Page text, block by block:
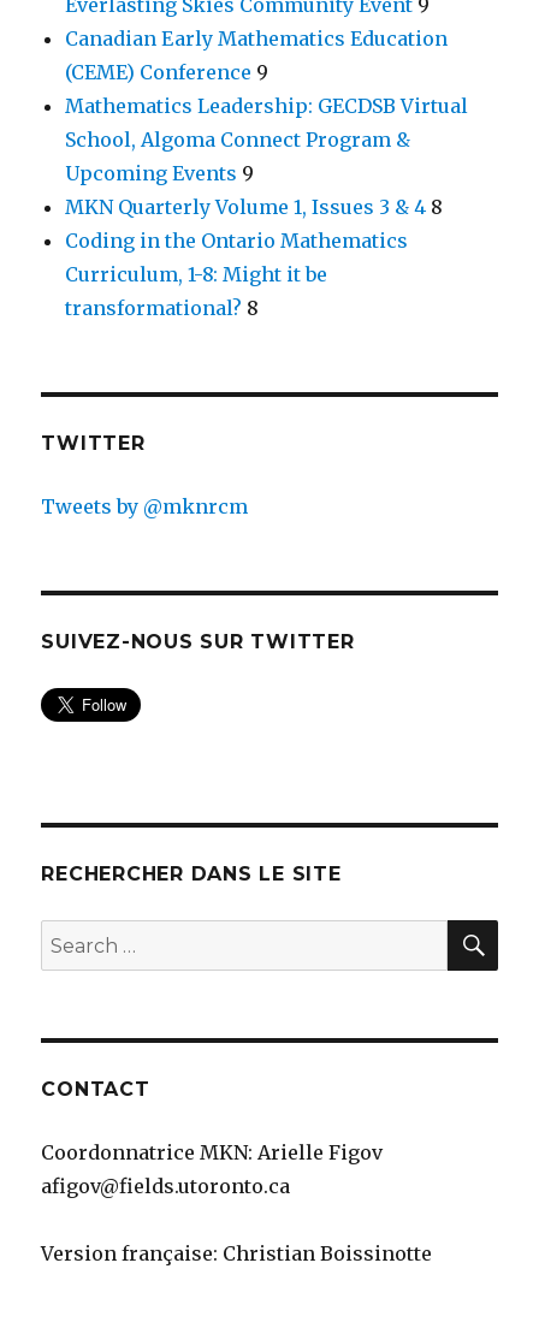
Everlasting Skies Community Event 9
Canadian Early Mathematics Education
(CEME) Conference 9
Mathematics Leadership: GECDSB Virtual
School, Algoma Connect Program &
Upcoming Events 9
MKN Quarterly Volume 1, Issues 3 & 4 8
Coding in the Ontario Mathematics
Curriculum, 1-8: Might it be
transformational? 8
TWITTER
Tweets by @mknrcm
SUIVEZ-NOUS SUR TWITTER
RECHERCHER DANS LE SITE
Search
for:
CONTACT
Coordonnatrice MKN: Arielle Figov
afigov@fields.utoronto.ca
Version française: Christian Boissinotte